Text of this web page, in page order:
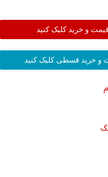
و خرید کلیک کنید
و خرید قسطی کلیک کنید